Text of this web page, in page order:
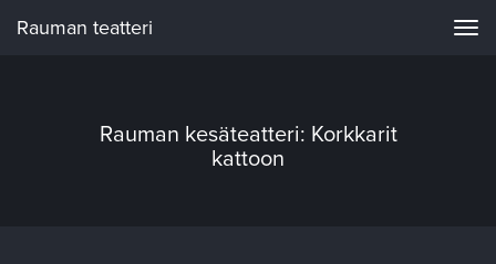
Rauman teatteri
Rauman kesäteatteri: Korkkarit
kattoon